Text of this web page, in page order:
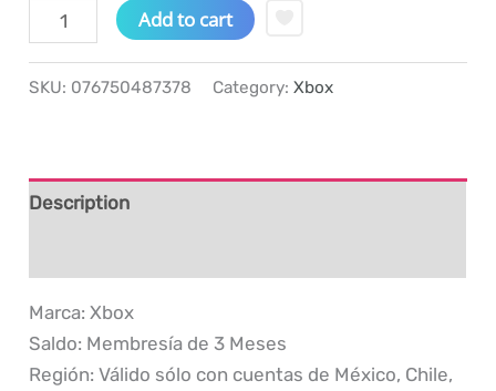
Tarjeta
de
Ultimate
Add to cart
SKU: 076750487378 Category:Xbox
Description
Marca: Xbox
Saldo: Membresía de 3 Meses
Región: Válido sólo con cuentas de México, Chile,